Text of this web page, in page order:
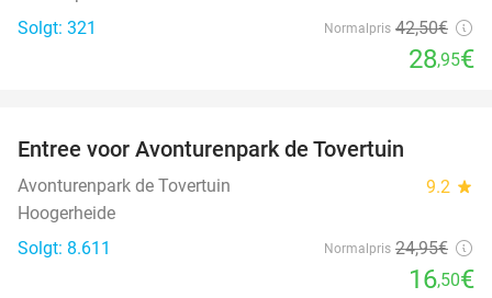
Solgt: 321
Normalpris 42,50€
28,95€
Entree voor Avonturenpark de Tovertuin
Avonturenpark de Tovertuin 9.2 star
Hoogerheide
Solgt: 8.611
Normalpris 24,95€
16,50€